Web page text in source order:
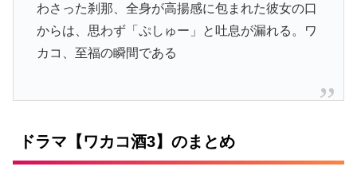
わさった刹那、全身が高揚感に包まれた彼女の口
からは、思わず「ぷしゅー」と吐息が漏れる。ワ
カコ、至福の瞬間である
ドラマ【ワカコ酒3】のまとめ